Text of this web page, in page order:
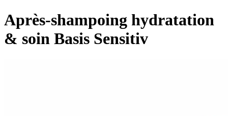
Après-shampoing hydratation
& soin Basis Sensitiv